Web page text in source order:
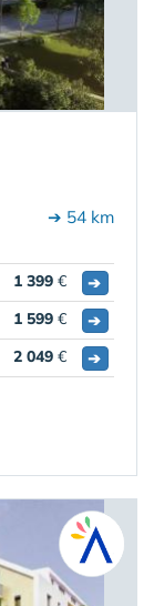
➔ 54 km
1 399 €
➔
1 599 €
➔
2 049 € ➔